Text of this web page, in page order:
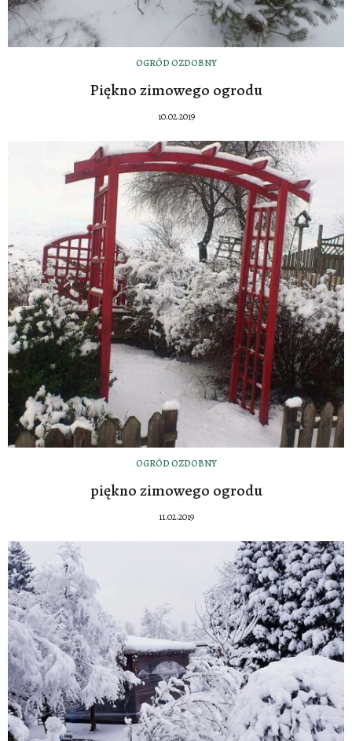
OGRÓD OZDOBNY
Piękno zimowego ogrodu
10.02.2019
OGRÓD OZDOBNY
piękno zimowego ogrodu
11.02.2019